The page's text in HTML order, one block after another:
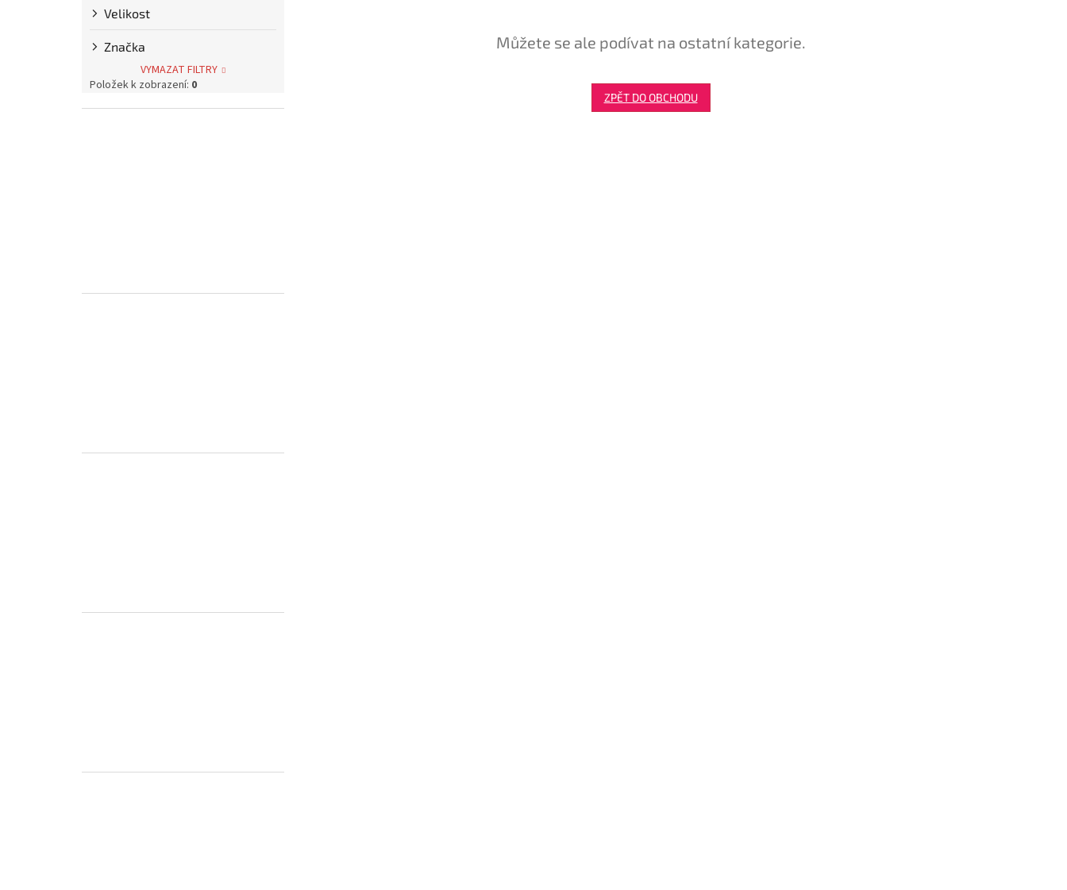
Velikost
Značka
VYMAZAT FILTRY
Položek k zobrazení: 0
Můžete se ale podívat na ostatní kategorie.
ZPĚT DO OBCHODU